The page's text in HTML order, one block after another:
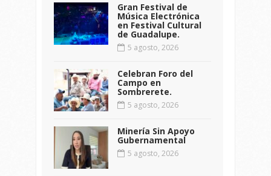
Gran Festival de
Música Electrónica
en Festival Cultural
de Guadalupe.
5 agosto, 2026
Celebran Foro del
Campo en
Sombrerete.
5 agosto, 2026
Minería Sin Apoyo
Gubernamental
5 agosto, 2026